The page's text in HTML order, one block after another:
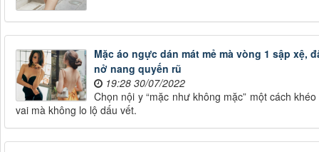
Mặc áo ngực dán mát mẻ mà vòng 1 sập
nở nang quyến rũ
19:28 30/07/2022
Chọn nội y “mặc như không mặc” một cách
vai mà không lo lộ dấu vết.